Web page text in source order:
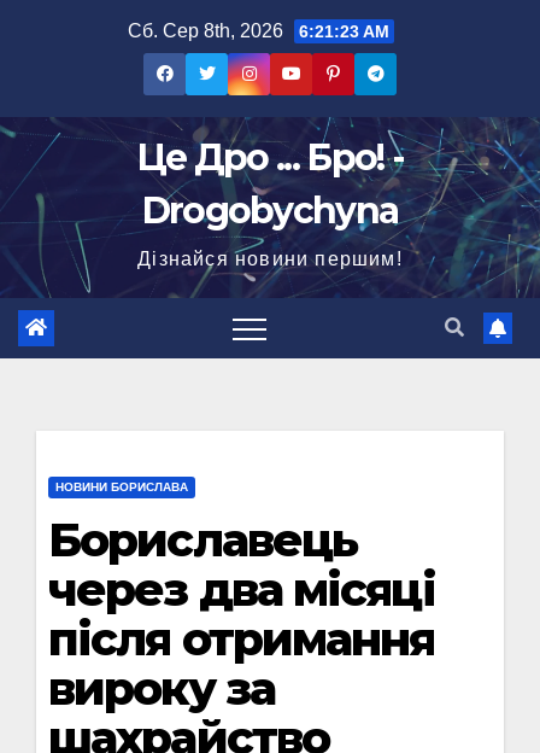
Сб. Сер 8th, 2026 6:21:24 AM
Це Дро ... Бро! -
Drogobychyna
Дізнайся новини першим!
НОВИНИ БОРИСЛАВА
Бориславець
через два місяці
після отримання
вироку за
шахрайство